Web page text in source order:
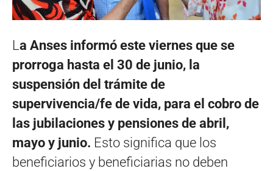
La Anses informó este viernes que se
prorroga hasta el 30 de junio, la
suspensión del trámite de
supervivencia/fe de vida, para el cobro de
las jubilaciones y pensiones de abril,
mayo y junio. Esto significa que los
beneficiarios y beneficiarias no deben